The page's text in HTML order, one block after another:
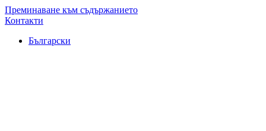
Преминаване към съдържанието
Контакти
Български